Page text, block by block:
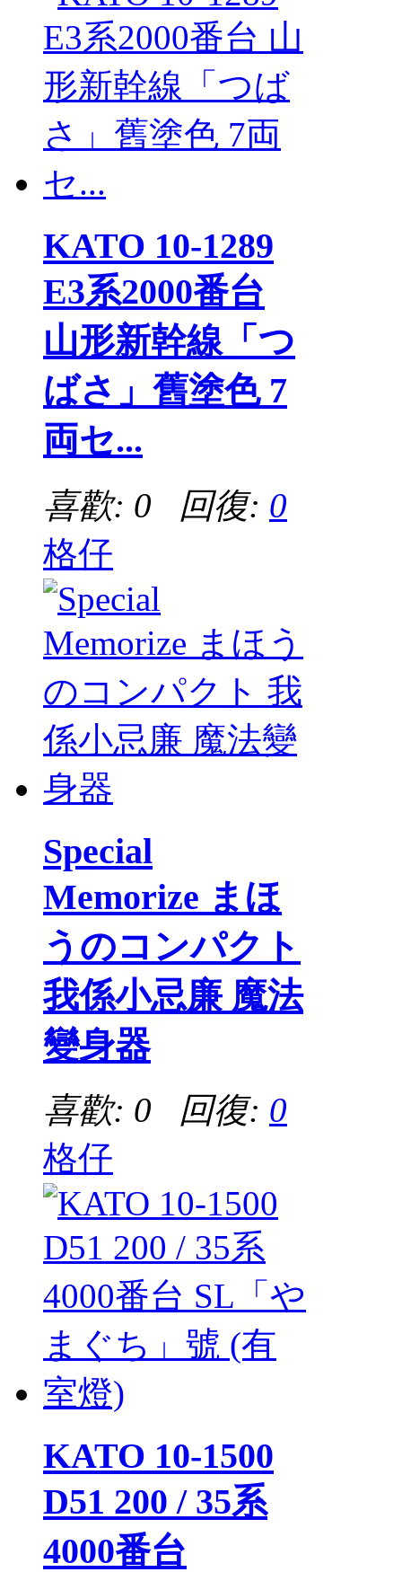
KATO 10-1289
E3系2000番台
山形新幹線「つ
ばさ」舊塗色 7
両セ...
喜歡: 0 回復: 0
格仔
Special
Memorize まほ
うのコンパクト
我係小忌廉 魔法
變身器
喜歡: 0 回復: 0
格仔
KATO 10-1500
D51 200 / 35系
4000番台